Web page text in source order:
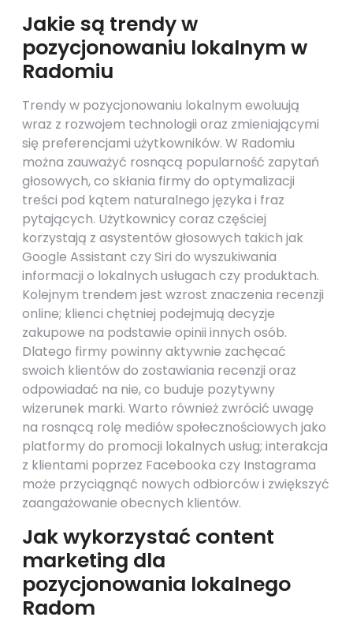
Jakie są trendy w
pozycjonowaniu lokalnym w
Radomiu
Trendy w pozycjonowaniu lokalnym ewoluują
wraz z rozwojem technologii oraz zmieniającymi
się preferencjami użytkowników. W Radomiu
można zauważyć rosnącą popularność zapytań
głosowych, co skłania firmy do optymalizacji
treści pod kątem naturalnego języka i fraz
pytających. Użytkownicy coraz częściej
korzystają z asystentów głosowych takich jak
Google Assistant czy Siri do wyszukiwania
informacji o lokalnych usługach czy produktach.
Kolejnym trendem jest wzrost znaczenia recenzji
online; klienci chętniej podejmują decyzje
zakupowe na podstawie opinii innych osób.
Dlatego firmy powinny aktywnie zachęcać
swoich klientów do zostawiania recenzji oraz
odpowiadać na nie, co buduje pozytywny
wizerunek marki. Warto również zwrócić uwagę
na rosnącą rolę mediów społecznościowych jako
platformy do promocji lokalnych usług; interakcja
z klientami poprzez Facebooka czy Instagrama
może przyciągnąć nowych odbiorców i zwiększyć
zaangażowanie obecnych klientów.
Jak wykorzystać content
marketing dla
pozycjonowania lokalnego
Radom